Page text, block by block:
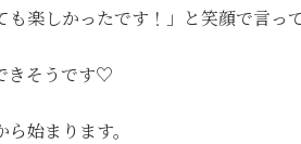
楽しかったです！」と笑顔で言っ
きそうです♡
始まります。